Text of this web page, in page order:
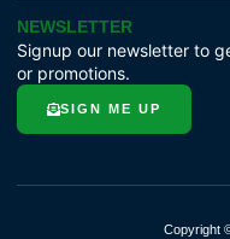
NEWSLETTER
Signup our newsletter to
or promotions.
SIGN ME UP
Copyright